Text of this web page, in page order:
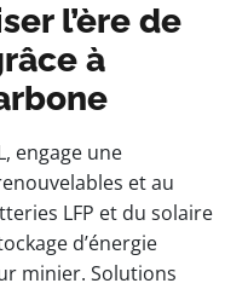
l’ère de
à
engage une
et au
LFP et du solaire
d’énergie
minier. Solutions